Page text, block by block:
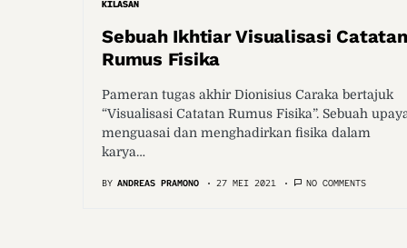
KILASAN
Sebuah Ikhtiar Visualisasi Catatan
Rumus Fisika
Pameran tugas akhir Dionisius Caraka bertajuk
“Visualisasi Catatan Rumus Fisika”. Sebuah
menguasai dan menghadirkan fisika dalam
karya…
BY ANDREAS PRAMONO 27 MEI 2021 NO COMMENTS